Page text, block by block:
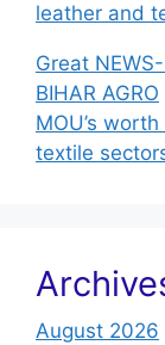
leather and
Great
BIHAR AGRO
MOU’s
textile
August 2026